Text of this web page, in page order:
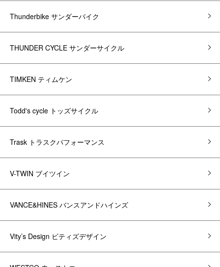
Thunderbike サンダーバイク
THUNDER CYCLE サンダーサイクル
TIMKEN ティムケン
Todd's cycle トッズサイクル
Trask トラスクパフォーマンス
V-TWIN ブイツイン
VANCE&HINES バンスアンドハインズ
Vity’s Design ビティズデザイン